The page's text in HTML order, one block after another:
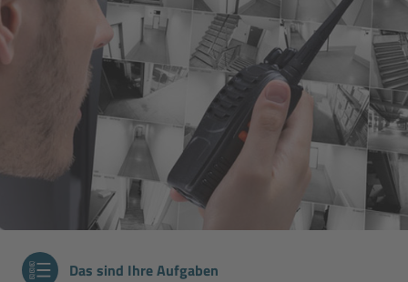
Das sind Ihre Aufgaben